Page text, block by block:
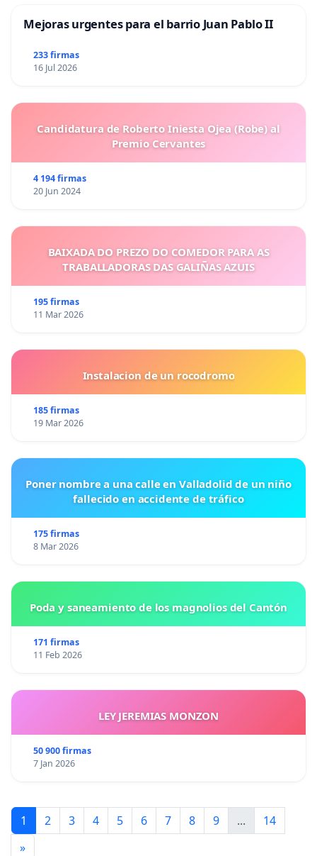
Mejoras urgentes para el barrio Juan Pablo II
233 firmas
16 Jul 2026
Candidatura de Roberto Iniesta Ojea (Robe) al
Premio Cervantes
4 194 firmas
20 Jun 2024
BAIXADA DO PREZO DO COMEDOR PARA AS
TRABALLADORAS DAS GALIÑAS AZUIS
195 firmas
11 Mar 2026
Instalacion de un rocodromo
185 firmas
19 Mar 2026
Poner nombre a una calle en Valladolid de un niño
fallecido en accidente de tráfico
175 firmas
8 Mar 2026
Poda y saneamiento de los magnolios del Cantón
171 firmas
11 Feb 2026
LEY JEREMIAS MONZON
50 900 firmas
7 Jan 2026
1 2 3 4 5 6 7 8 9 ...
14
»